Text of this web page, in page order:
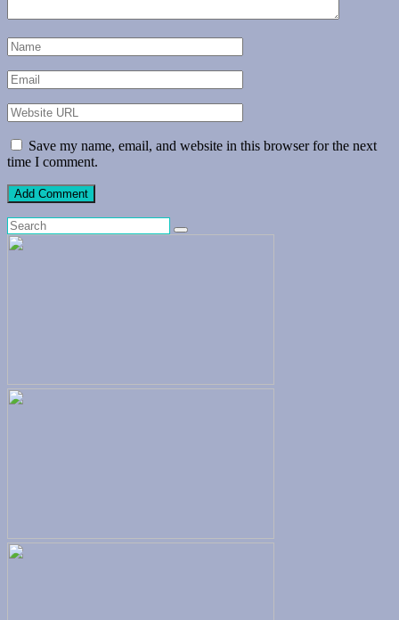
Save my name, email, and website in this browser for the next
time I comment.